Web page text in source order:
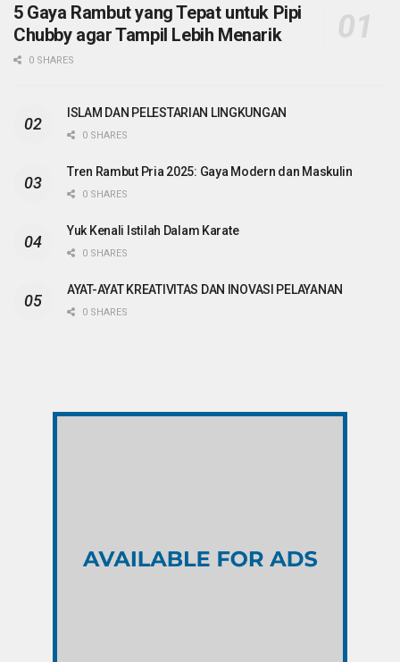
5 Gaya Rambut yang Tepat untuk Pipi
Chubby agar Tampil Lebih Menarik
0 SHARES
ISLAM DAN PELESTARIAN LINGKUNGAN
0 SHARES
Tren Rambut Pria 2025: Gaya Modern dan Maskulin
0 SHARES
Yuk Kenali Istilah Dalam Karate
0 SHARES
AYAT-AYAT KREATIVITAS DAN INOVASI PELAYANAN
0 SHARES